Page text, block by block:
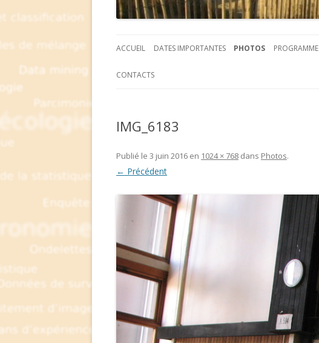
ACCUEIL DATES IMPORTANTES PHOTOS PROGRAMME
CONTACTS
IMG_6183
Publié le 3 juin 2016 en 1024 × 768 dans Photos.
← Précédent